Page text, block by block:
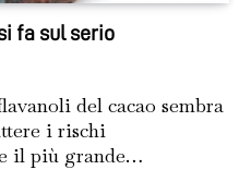
fa sul serio
del cacao sembra
i rischi
il più grande…